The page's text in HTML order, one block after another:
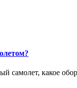
какое